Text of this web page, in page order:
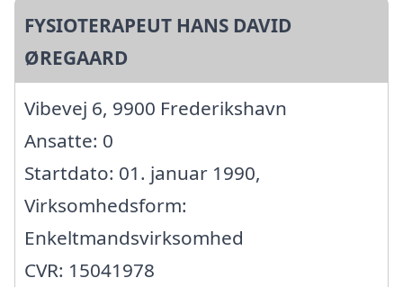
FYSIOTERAPEUT HANS DAVID
ØREGAARD
Vibevej 6, 9900 Frederikshavn
Ansatte: 0
Startdato: 01. januar 1990,
Virksomhedsform:
Enkeltmandsvirksomhed
CVR: 15041978